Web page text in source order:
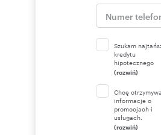
Szukam
kredytu
hipotecznego
(rozwiń)
Chcę
informacje o
promocjach i
usługach.
(rozwiń)